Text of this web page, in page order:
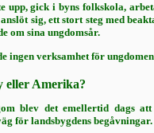
upp, gick i byns folkskola,
sig, ett stort steg med
om sina ung­domsår.
ingen verksamhet för
eller Amerika?
blev det emellertid dags
för landsbygdens